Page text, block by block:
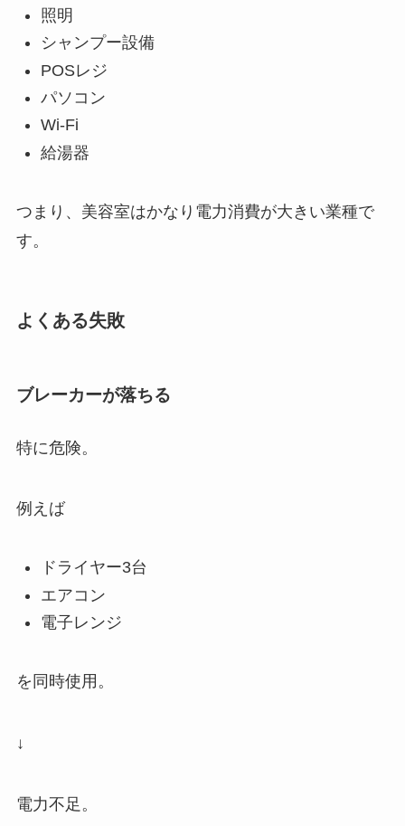
照明
シャンプー設備
POSレジ
パソコン
Wi-Fi
給湯器
つまり、美容室はかなり電力消費が大きい業種で
す。
よくある失敗
ブレーカーが落ちる
特に危険。
例えば
ドライヤー3台
エアコン
電子レンジ
を同時使用。
↓
電力不足。